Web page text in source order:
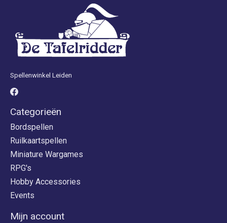
Spellenwinkel Leiden
Categorieën
Bordspellen
Ruilkaartspellen
Miniature Wargames
RPG's
Hobby Accessories
Events
Mijn account